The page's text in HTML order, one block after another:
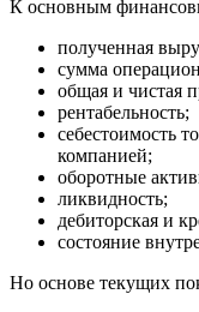
К основным
полученная
сумма
общая и чистая
рентабельность;
себестоимость
компанией;
оборотные
ликвидность;
дебиторская и
состояние
Но основе текущих